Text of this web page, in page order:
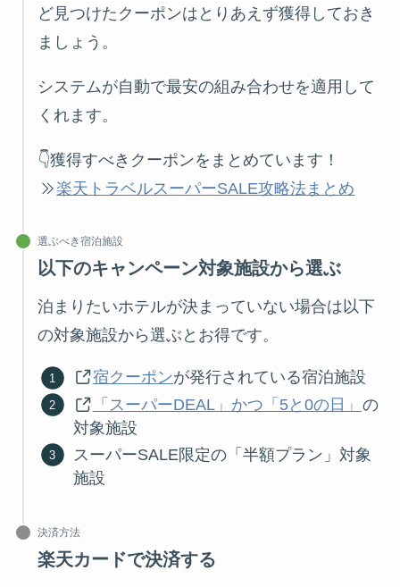
ど見つけたクーポンはとりあえず獲得しておき
ましょう。
システムが自動で最安の組み合わせを適用して
くれます。
👇獲得すべきクーポンをまとめています！
楽天トラベルスーパーSALE攻略法まとめ
選ぶべき宿泊施設
以下のキャンペーン対象施設から選ぶ
泊まりたいホテルが決まっていない場合は以下
の対象施設から選ぶとお得です。
宿クーポンが発行されている宿泊施設
「スーパーDEAL」かつ「5と0の日」 の
対象施設
スーパーSALE限定の「半額プラン」対象
施設
決済方法
楽天カードで決済する